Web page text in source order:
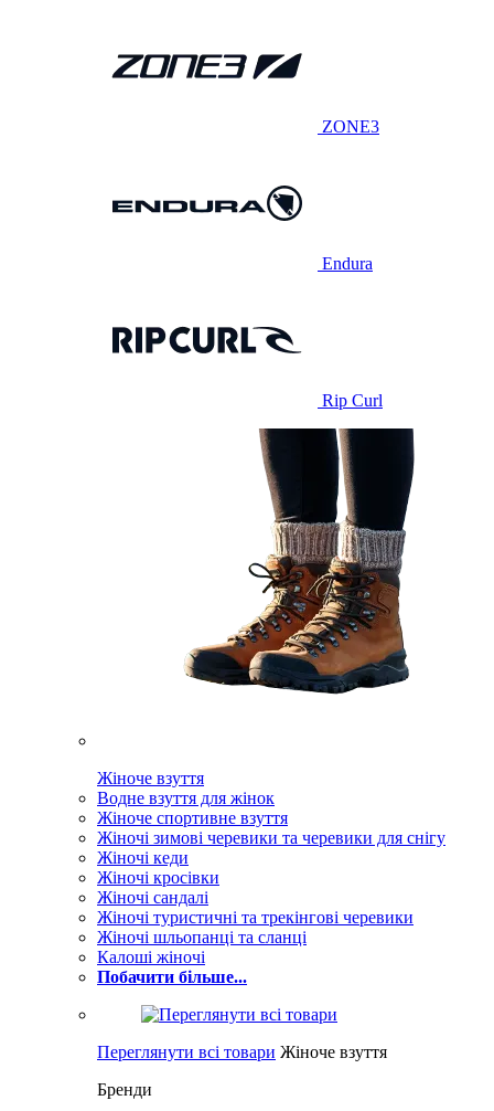
ZONE3
Endura
Rip Curl
Жіноче взуття
Водне взуття для жінок
Жіноче спортивне взуття
Жіночі зимові черевики та черевики для снігу
Жіночі кеди
Жіночі кросівки
Жіночі сандалі
Жіночі туристичні та трекінгові черевики
Жіночі шльопанці та сланці
Калоші жіночі
Побачити більше...
Переглянути всі товари Жіноче взуття
Бренди